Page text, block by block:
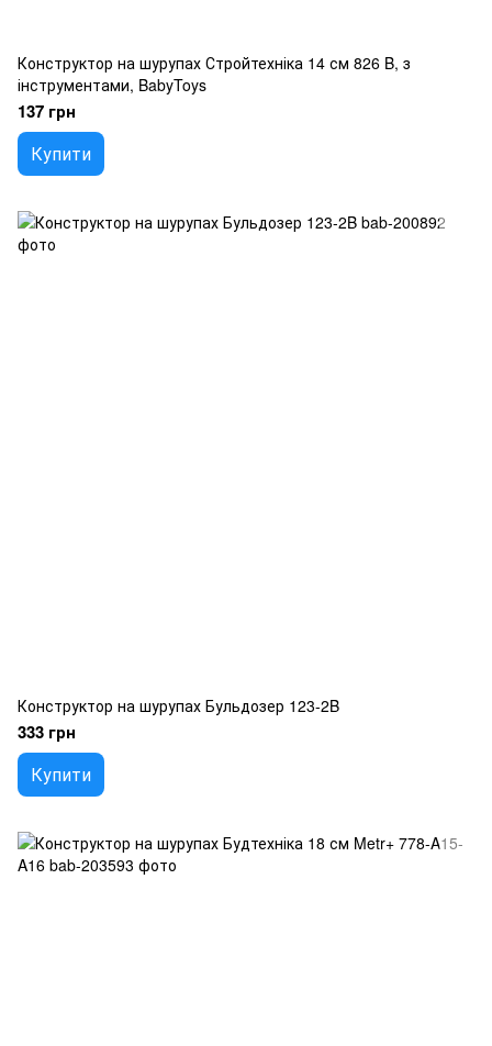
Конструктор на шурупах Стройтехніка 14 см 826 B, з
інструментами, BabyToys
137 грн
Купити
Конструктор на шурупах Бульдозер 123-2B
333 грн
Купити